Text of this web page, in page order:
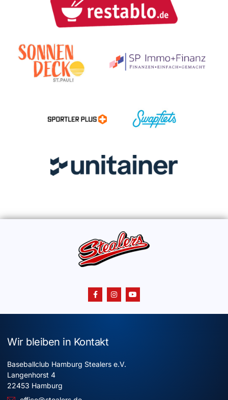
Wir bleiben in Kontakt
Baseballclub Hamburg Stealers e.V.
Langenhorst 4
22453 Hamburg